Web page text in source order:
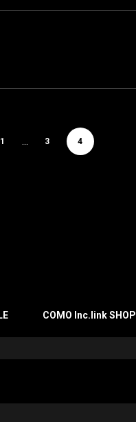
1 3 4
COMO Inc.link SHOP